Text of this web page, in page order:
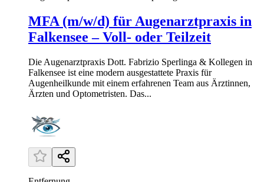
MFA (m/w/d) für Augenarztpraxis in
Falkensee – Voll- oder Teilzeit
Die Augenarztpraxis Dott. Fabrizio Sperlinga & Kollegen in
Falkensee ist eine modern ausgestattete Praxis für
Augenheilkunde mit einem erfahrenen Team aus Ärztinnen,
Ärzten und Optometristen. Das...